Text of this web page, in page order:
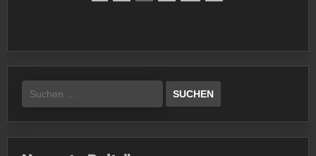
Suchen
nach: